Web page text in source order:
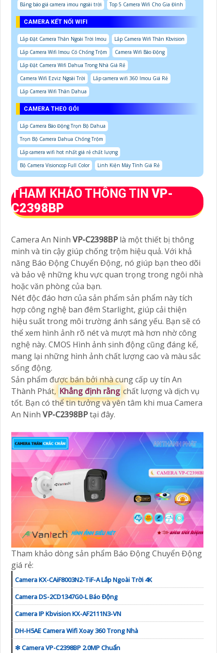
Bảng báo giá camera imou ngoài trời
Top 5 Camera Wifi Cho Gia Đình
CAMERA KẾT NỐI WIFI
Lắp Đặt Camera Thân Ngoài Trời Imou
Lắp Camera Wifi Thân Kbvision
Lắp Camera Wifi Imou Có Chống Trộm
Camera Wifi Báo Động
Lắp Đặt Camera Wifi Dahua Trong Nhà Giá Rẻ
Camera Wifi Ezviz Ngoài Trời
Lắp camera wifi 360 Imou Giá Rẻ
Lắp Camera Wifi Thân Dahua
CAMERA THEO GÓI
Lắp Camera Báo Động Trọn Bộ Dahua
Trọn Bộ Camera Dahua Chống Trộm
Lắp camera wifi hot nhất giá rẻ chất lượng
Bộ Camera Visioncop Full Color
Linh Kiện Máy Tính Giá Rẻ
THAM KHẢO THÔNG TIN VP-
C2398BP
Camera An Ninh VP-C2398BPlà một thiết bị thông
minh và tin cậy giúp chống trộm hiệu quả. Với khả
năng Báo Động Chuyển Động, nó giúp bạn theo dõi
và bảo vệ những khu vực quan trọng trong ngôi nhà
hoặc văn phòng của bạn.
Nét độc đáo hơn của sản phẩm sản phẩm này tích
hợp công nghệ ban đêm Starlight, giúp cải thiện
hiệu suất trong môi trường ánh sáng yếu. Bạn sẽ có
thể xem hình ảnh rõ nét và mượt mà hơn nhờ công
nghệ này. CMOS Hình ảnh sinh động cũng đáng kể,
mang lại những hình ảnh chất lượng cao và màu sắc
sống động.
Sản phẩm được bán bởi nhà cung cấp uy tín An
Thành Phát, Khẳng định rằng chất lượng và dịch vụ
tốt. Bạn có thể tin tưởng và yên tâm khi mua Camera
An Ninh VP-C2398BPtại đây.
Tham khảo dòng sản phẩm Báo Động Chuyển Động
giá rẻ:
Camera KX-CAiF8003N2-TiF-A Lắp Ngoài Trời 4K
Camera DS-2CD1347G0-L Báo Động
Camera IP Kbvision KX-AF2111N3-VN
DH-H5AE Camera Wifi Xoay 360 Trong Nhà
❇ Camera VP-C2398BP 2.0MP Chuẩn